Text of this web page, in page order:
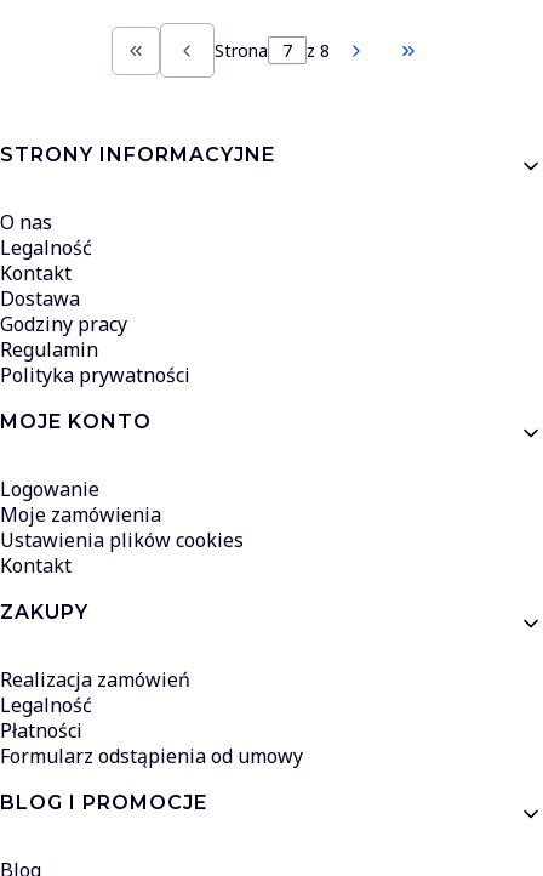
Wróć do pierwszej strony z produktami
Strona z 8 Przejdź do
Linki w stopce
STRONY INFORMACYJNE
O nas
Legalność
Kontakt
Dostawa
Godziny pracy
Regulamin
Polityka prywatności
MOJE KONTO
Logowanie
Moje zamówienia
Ustawienia plików cookies
Kontakt
ZAKUPY
Realizacja zamówień
Legalność
Płatności
Formularz odstąpienia od umowy
BLOG I PROMOCJE
Blog